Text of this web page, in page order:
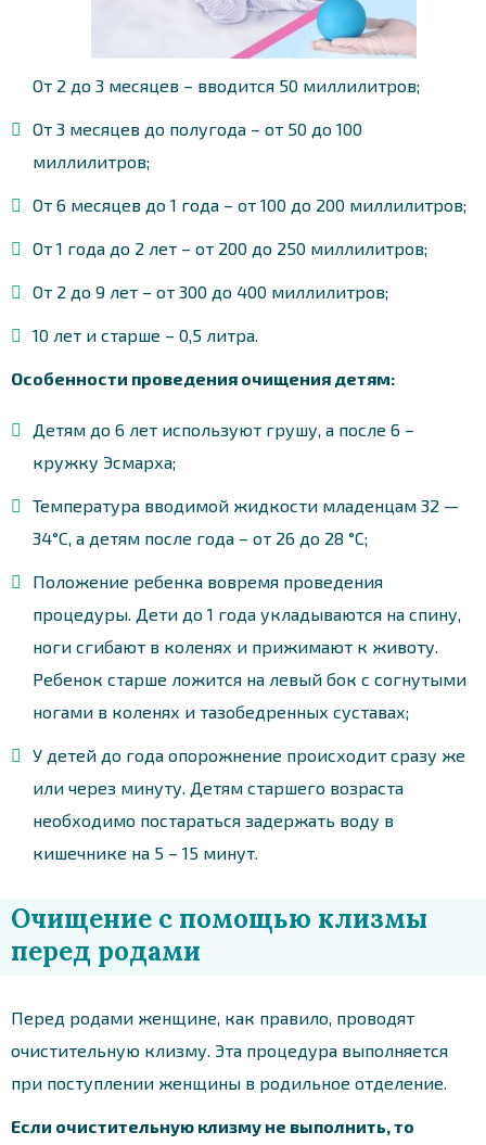
От 2 до 3 месяцев – вводится 50 миллилитров;
От 3 месяцев до полугода – от 50 до 100
миллилитров;
От 6 месяцев до 1 года – от 100 до 200 миллилитров;
От 1 года до 2 лет – от 200 до 250 миллилитров;
От 2 до 9 лет – от 300 до 400 миллилитров;
10 лет и старше – 0,5 литра.
Особенности проведения очищения детям:
Детям до 6 лет используют грушу, а после 6 –
кружку Эсмарха;
Температура вводимой жидкости младенцам 32 —
34°С, а детям после года – от 26 до 28 °С;
Положение ребенка вовремя проведения
процедуры. Дети до 1 года укладываются на спину,
ноги сгибают в коленях и прижимают к животу.
Ребенок старше ложится на левый бок с согнутыми
ногами в коленях и тазобедренных суставах;
У детей до года опорожнение происходит сразу же
или через минуту. Детям старшего возраста
необходимо постараться задержать воду в
кишечнике на 5 – 15 минут.
Очищение с помощью клизмы
перед родами
Перед родами женщине, как правило, проводят
очистительную клизму. Эта процедура выполняется
при поступлении женщины в родильное отделение.
Если очистительную клизму не выполнить, то